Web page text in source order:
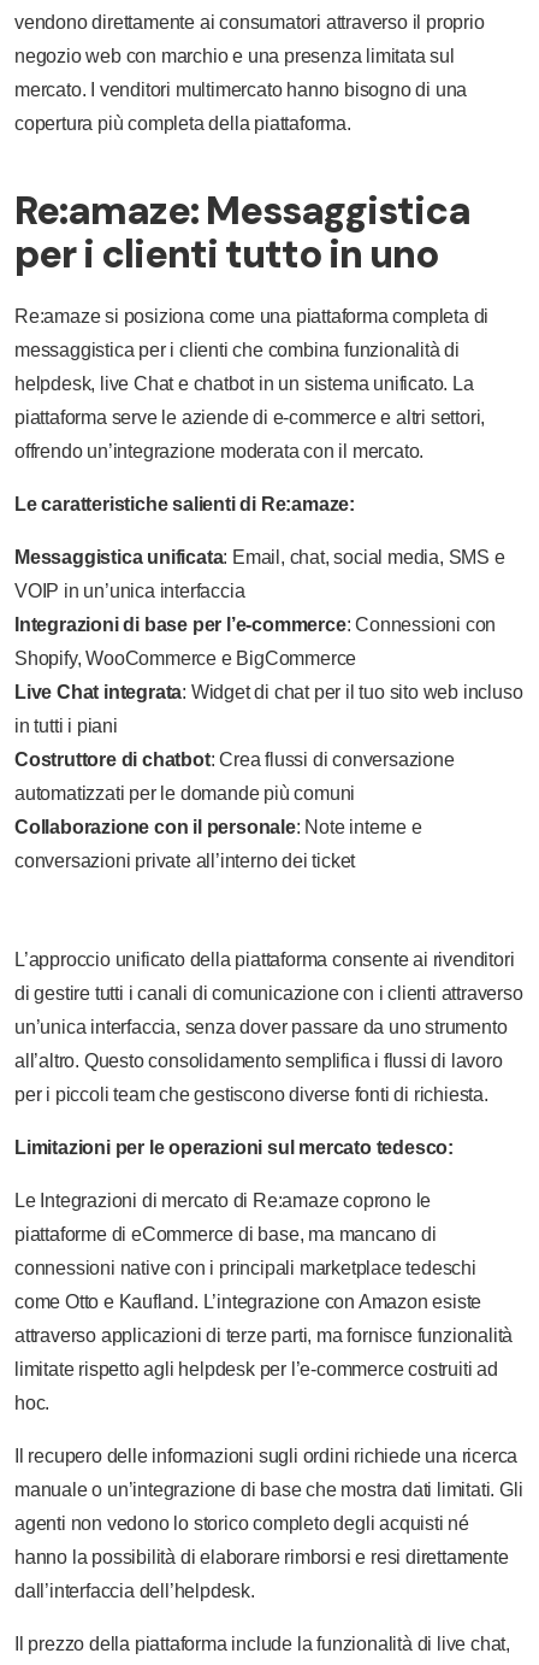
vendono direttamente ai consumatori attraverso il proprio
negozio web con marchio e una presenza limitata sul
mercato. I venditori multimercato hanno bisogno di una
copertura più completa della piattaforma.
Re:amaze: Messaggistica
per i clienti tutto in uno
Re:amaze si posiziona come una piattaforma completa di
messaggistica per i clienti che combina funzionalità di
helpdesk, live Chat e chatbot in un sistema unificato. La
piattaforma serve le aziende di e-commerce e altri settori,
offrendo un’integrazione moderata con il mercato.
Le caratteristiche salienti di Re:amaze:
Messaggistica unificata: Email, chat, social media, SMS e
VOIP in un’unica interfaccia
Integrazioni di base per l’e-commerce: Connessioni con
Shopify, WooCommerce e BigCommerce
Live Chat integrata: Widget di chat per il tuo sito web incluso
in tutti i piani
Costruttore di chatbot: Crea flussi di conversazione
automatizzati per le domande più comuni
Collaborazione con il personale: Note interne e
conversazioni private all’interno dei ticket
L’approccio unificato della piattaforma consente ai rivenditori
di gestire tutti i canali di comunicazione con i clienti attraverso
un’unica interfaccia, senza dover passare da uno strumento
all’altro. Questo consolidamento semplifica i flussi di lavoro
per i piccoli team che gestiscono diverse fonti di richiesta.
Limitazioni per le operazioni sul mercato tedesco:
Le Integrazioni di mercato di Re:amaze coprono le
piattaforme di eCommerce di base, ma mancano di
connessioni native con i principali marketplace tedeschi
come Otto e Kaufland. L’integrazione con Amazon esiste
attraverso applicazioni di terze parti, ma fornisce funzionalità
limitate rispetto agli helpdesk per l’e-commerce costruiti ad
hoc.
Il recupero delle informazioni sugli ordini richiede una ricerca
manuale o un’integrazione di base che mostra dati limitati. Gli
agenti non vedono lo storico completo degli acquisti né
hanno la possibilità di elaborare rimborsi e resi direttamente
dall’interfaccia dell’helpdesk.
Il prezzo della piattaforma include la funzionalità di live chat,